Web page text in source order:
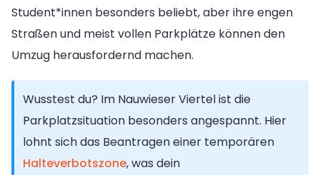
Student*innen besonders beliebt, aber ihre engen
Straßen und meist vollen Parkplätze können den
Umzug herausfordernd machen.
Wusstest du? Im Nauwieser Viertel ist die
Parkplatzsituation besonders angespannt. Hier
lohnt sich das Beantragen einer temporären
Halteverbotszone, was dein